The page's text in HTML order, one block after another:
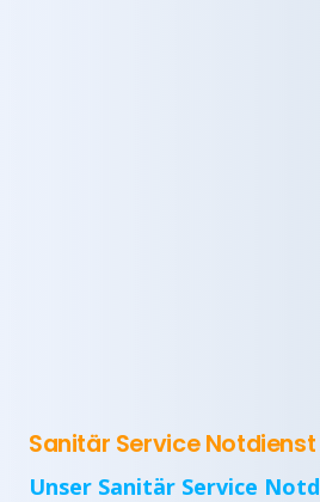
Sanitär Service
Unser Sanitär Service